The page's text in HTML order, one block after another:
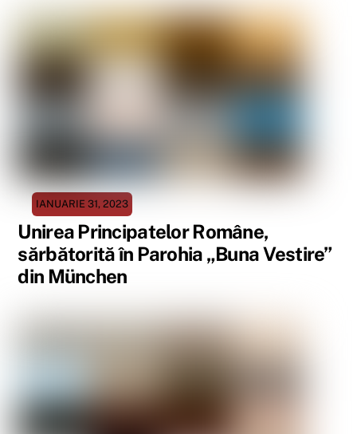
IANUARIE 31, 2023
Unirea Principatelor Române,
sărbătorită în Parohia „Buna Vestire”
din München